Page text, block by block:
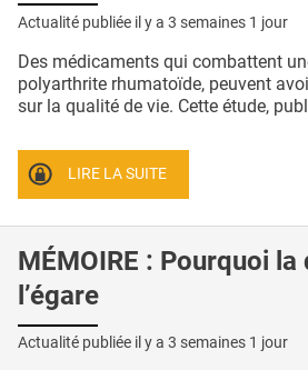
Actualité publiée il y a 3 semaines 1 jour
Des médicaments qui combattent
polyarthrite rhumatoïde, peuvent
sur la qualité de vie. Cette étude,
LIRE LA SUITE
MÉMOIRE : Pourquoi
l’égare
Actualité publiée il y a 3 semaines 1 jour